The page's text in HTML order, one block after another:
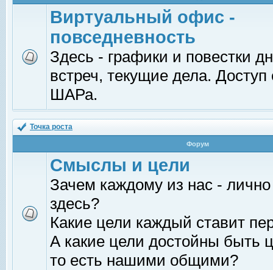
Виртуальный офис -
повседневность
Здесь - графики и повестки
встреч, текущие дела.
ШАРа.
Точка роста
Форум
Смыслы и цели
Зачем каждому из нас -
здесь?
Какие цели каждый ставит
А какие цели достойны быть
то есть нашими общими?